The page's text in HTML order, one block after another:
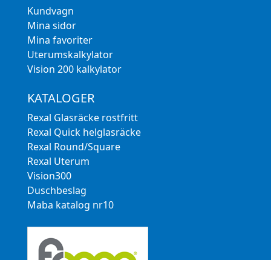
Kundvagn
Mina sidor
Mina favoriter
Uterumskalkylator
Vision 200 kalkylator
KATALOGER
Rexal Glasräcke rostfritt
Rexal Quick helglasräcke
Rexal Round/Square
Rexal Uterum
Vision300
Duschbeslag
Maba katalog nr10